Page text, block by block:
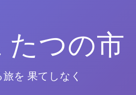
たつの市
を 果てしなく